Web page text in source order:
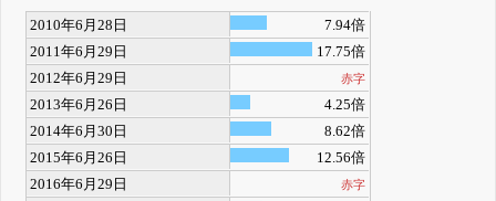
詳しく見られる無料でβ版をはじめる
登録すると永久30%OFFと米株版の先行利用も付きます
2010年6月28日
7.94倍
2011年6月29日
17.75倍
2012年6月29日
赤字
2013年6月26日
4.25倍
2014年6月30日
8.62倍
2015年6月26日
12.56倍
2016年6月29日
赤字